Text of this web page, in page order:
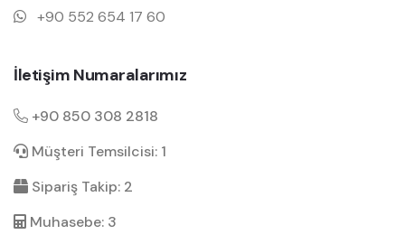
+90 552 654 17 60
İletişim Numaralarımız
+90 850 308 2818
Müşteri Temsilcisi: 1
Sipariş Takip: 2
Muhasebe: 3